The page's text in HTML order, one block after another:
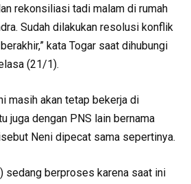
rekonsiliasi tadi malam di rumah
Sudah dilakukan resolusi konflik
kata Togar saat dihubungi
(21/1).
masih akan tetap bekerja di
juga dengan PNS lain bernama
Neni dipecat sama sepertinya.
sedang berproses karena saat ini